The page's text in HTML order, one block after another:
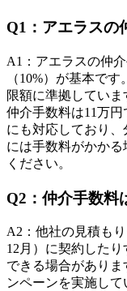
Q1 ： アエラスの
A1 ： アエラスの仲
（10%）が基本で
限額に準拠していま
仲介手数料は11万
にも対応しており
には手数料がかか
ください。
Q2 ： 仲介手数料
A2 ： 他社の見積も
12月）に契約した
できる場合があり
ンペーンを実施し